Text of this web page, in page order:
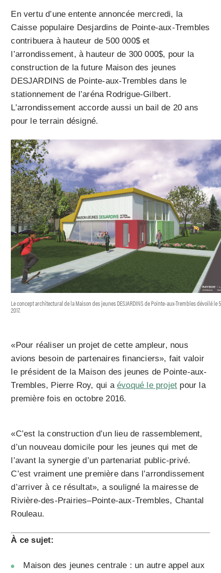
En vertu d’une entente annoncée mercredi, la
Caisse populaire Desjardins de Pointe-aux-Trembles
contribuera à hauteur de 500 000$ et
l’arrondissement, à hauteur de 300 000$, pour la
construction de la future Maison des jeunes
DESJARDINS de Pointe-aux-Trembles dans le
stationnement de l’aréna Rodrigue-Gilbert.
L’arrondissement accorde aussi un bail de 20 ans
pour le terrain désigné.
Le concept architectural de la Maison des jeunes DESJARDINS de Pointe-aux-Trembles dévoilé le
2017.
«Pour réaliser un projet de cette ampleur, nous
avions besoin de partenaires financiers», fait valoir
le président de la Maison des jeunes de Pointe-aux-
Trembles, Pierre Roy, qui aévoqué le projet pour la
première fois en octobre 2016.
«C’est la construction d’un lieu de rassemblement,
d’un nouveau domicile pour les jeunes qui met de
l’avant la synergie d’un partenariat public-privé.
C’est vraiment une première dans l’arrondissement
d’arriver à ce résultat», a souligné la mairesse de
Rivière-des-Prairies–Pointe-aux-Trembles, Chantal
Rouleau.
À ce sujet:
Maison des jeunes centrale : un autre appel aux